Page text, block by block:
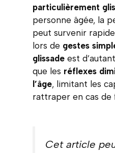
particulièrement
personne âgée, la
peut survenir
lors de gestes
glissadeest
que les réflexes
l’âge, limitant les
rattraper en cas de
Cet article